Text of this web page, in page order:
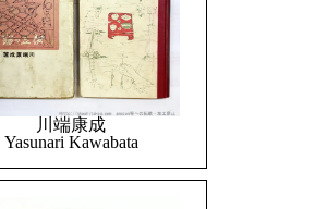
川端康成
Yasunari Kawabata